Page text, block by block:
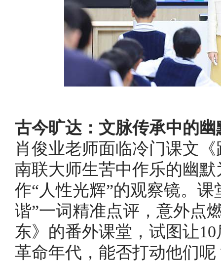
古今旷达：文脉传承中的
肖俊业老师面临冷门课文
南联大师生苦中作乐的幽
作“人性光辉”的观察镜。课
谐”一词精准点评，意外点
东》的番外课堂，试图让
革命年代，能否打动他们呢